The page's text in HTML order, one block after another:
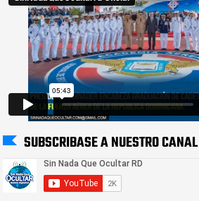
SUBSCRIBASE A NUESTRO CANAL